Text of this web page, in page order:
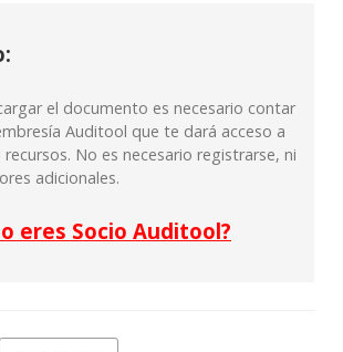
el documento es necesario contar
Auditool que te dará acceso a
No es necesario registrarse, ni
adicionales.
eres Socio Auditool?